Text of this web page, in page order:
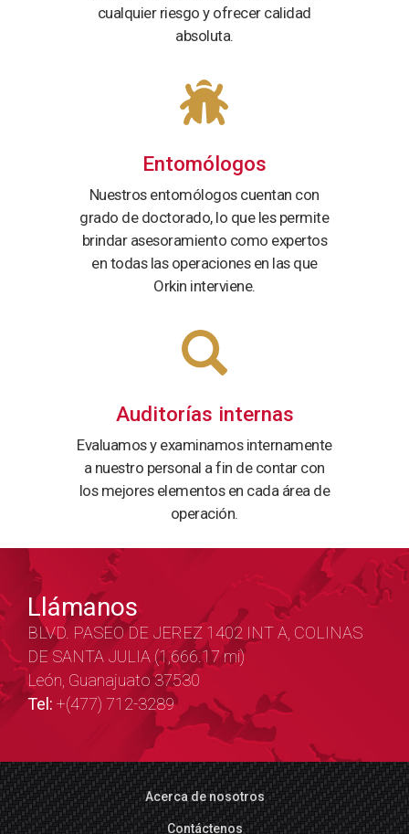
cualquier riesgo y ofrecer calidad
absoluta.
Entomólogos
Nuestros entomólogos cuentan con
grado de doctorado, lo que les permite
brindar asesoramiento como expertos
en todas las operaciones en las que
Orkin interviene.
Auditorías internas
Evaluamos y examinamos internamente
a nuestro personal a fin de contar con
los mejores elementos en cada área de
operación.
Llámanos
BLVD. PASEO DE JEREZ 1402 INT A, COLINAS
DE SANTA JULIA (1,666.17 mi)
León, Guanajuato 37530
Tel: +(477) 712-3289
Acerca de nosotros
Contáctenos